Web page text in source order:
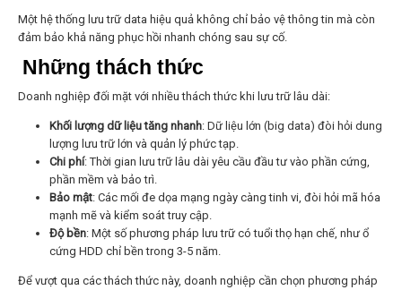
Một hệ thống lưu trữ data hiệu quả không chỉ bảo vệ thông tin mà còn
đảm bảo khả năng phục hồi nhanh chóng sau sự cố.
Những thách thức
Doanh nghiệp đối mặt với nhiều thách thức khi lưu trữ lâu dài:
Khối lượng dữ liệu tăng nhanh: Dữ liệu lớn (big data) đòi hỏi dung
lượng lưu trữ lớn và quản lý phức tạp.
Chi phí: Thời gian lưu trữ lâu dài yêu cầu đầu tư vào phần cứng,
phần mềm và bảo trì.
Bảo mật: Các mối đe dọa mạng ngày càng tinh vi, đòi hỏi mã hóa
mạnh mẽ và kiểm soát truy cập.
Độ bền: Một số phương pháp lưu trữ có tuổi thọ hạn chế, như ổ
cứng HDD chỉ bền trong 3-5 năm.
Để vượt qua các thách thức này, doanh nghiệp cần chọn phương pháp